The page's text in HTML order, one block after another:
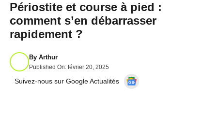
Périostite et course à pied :
comment s’en débarrasser
rapidement ?
By Arthur
Published On: février 20, 2025
Suivez-nous sur Google Actualités